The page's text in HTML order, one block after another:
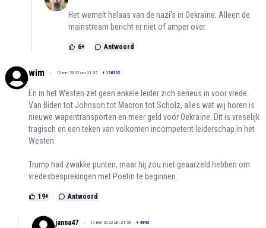
Het wemelt helaas van de nazi's in Oekraïne. Alleen de
mainstream bericht er niet of amper over.
6+ Antwoord
wim 10 mei 2022 om 21:35 + 138332
En in het Westen zet geen enkele leider zich serieus in voor vrede.
Van Biden tot Johnson tot Macron tot Scholz, alles wat wij horen is
nieuwe wapentransporten en meer geld voor Oekraïne. Dit is vreselijk
tragisch en een teken van volkomen incompetent leiderschap in het
Westen.
Trump had zwakke punten, maar hij zou niet geaarzeld hebben om
vredesbesprekingen met Poetin te beginnen.
19+ Antwoord
janna47 10 mei 2022 om 21:50 + 4843